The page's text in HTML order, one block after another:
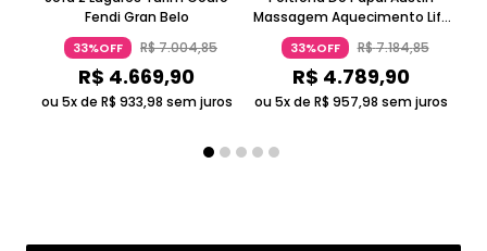
Fendi Gran Belo
33%OFF R$7.004,85
R$ 4.669,90
ou 5x de R$ 933,98 sem juros
Massagem Aquecimento Lift
PU Bege Gran Belo
33%OFF R$7.184,85
R$ 4.789,90
ou 5x de R$ 957,98 sem juros